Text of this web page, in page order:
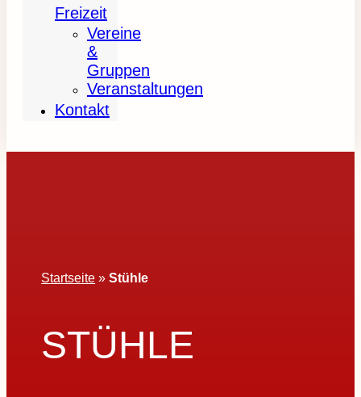
Freizeit
Vereine
&
Gruppen
Veranstaltungen
Kontakt
Startseite »Stühle
STÜHLE